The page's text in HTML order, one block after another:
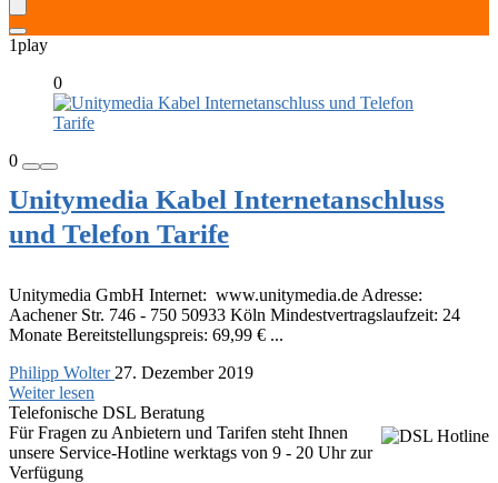
1play
0
0
Unitymedia Kabel Internetanschluss
und Telefon Tarife
Unitymedia GmbH Internet: www.unitymedia.de Adresse:
Aachener Str. 746 - 750 50933 Köln Mindestvertragslaufzeit: 24
Monate Bereitstellungspreis: 69,99 € ...
Philipp Wolter 27. Dezember 2019
Weiter lesen
Telefonische DSL Beratung
Für Fragen zu Anbietern und Tarifen steht Ihnen
unsere Service-Hotline werktags von 9 - 20 Uhr zur
Verfügung